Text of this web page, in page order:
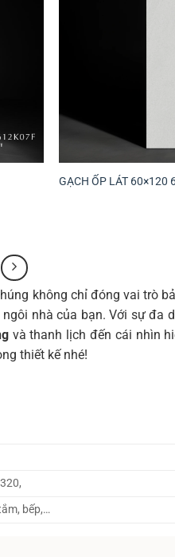
GẠCH ỐP LÁT 60×120
không chỉ đóng vai trò
nhà của bạn. Với sự đa
và thanh lịch đến cái nhìn
thiết kế nhé!
bếp,…